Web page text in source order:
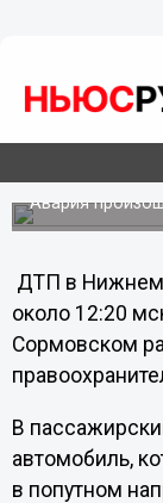
В Нижнем
автобуса
Авария
ДТП в Нижнем
около 12:20
Сормовском
В
автомобиль,
в попутном